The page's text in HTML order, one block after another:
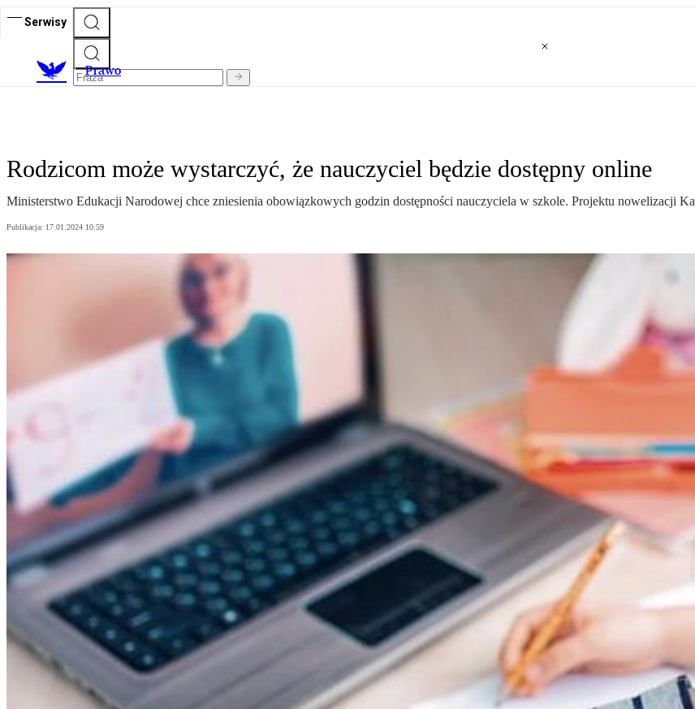
Serwisy
Prawo
Rodzicom może wystarczyć, że nauczyciel będzie dostępny online
Ministerstwo Edukacji Narodowej chce zniesienia obowiązkowych godzin dostępności nauczyciela w szkole. Projektu nowelizacji
Publikacja: 17.01.2024 10:59